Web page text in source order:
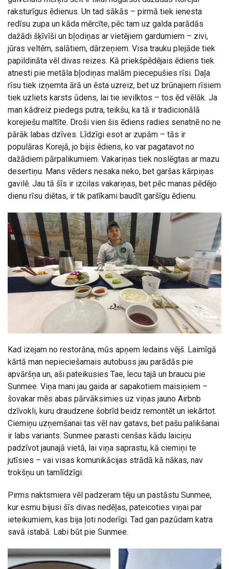
raksturīgus ēdienus. Un tad sākās – pirmā tiek ienesta
redīsu zupa un kāda mērcīte, pēc tam uz galda parādās
dažādi šķīvīši un bļodiņas ar vietējiem gardumiem – zivi,
jūras veltēm, salātiem, dārzeņiem. Visa trauku plejāde tiek
papildināta vēl divas reizes. Kā priekšpēdējais ēdiens tiek
atnesti pie metāla bļodiņas malām piecepušies rīsi. Daļa
rīsu tiek izņemta ārā un ēsta uzreiz, bet uz brūnajiem rīsiem
tiek uzliets karsts ūdens, lai tie ievilktos – tos ēd vēlāk. Ja
man kādreiz piedegs putra, teikšu, ka tā ir tradicionālā
korejiešu maltīte. Droši vien šis ēdiens radies senatnē no ne
pārāk labas dzīves. Līdzīgi esot ar zupām – tās ir
populāras Korejā, jo bijis ēdiens, ko var pagatavot no
dažādiem pārpalikumiem. Vakariņas tiek noslēgtas ar mazu
desertiņu. Mans vēders nesaka neko, bet garšas kārpiņas
gavilē. Jau tā šīs ir izcilas vakariņas, bet pēc manas pēdējo
dienu rīsu diētas, ir tik patīkami baudīt garšīgu ēdienu.
Kad izejam no restorāna, mūs apņem ledains vējš. Laimīgā
kārtā man nepieciešamais autobuss jau parādās pie
apvāršņa un, aši pateikusies Tae, lecu tajā un braucu pie
Sunmee. Viņa mani jau gaida ar sapakotiem maisiņiem –
šovakar mēs abas pārvāksimies uz viņas jauno Airbnb
dzīvokli, kuru draudzene šobrīd beidz remontēt un iekārtot.
Ciemiņu uzņemšanai tas vēl nav gatavs, bet pašu palikšanai
ir labs variants. Sunmee parasti cenšas kādu laiciņu
padzīvot jaunajā vietā, lai viņa saprastu, kā ciemiņi te
jutīsies – vai visas komunikācijas strādā kā nākas, nav
trokšņu un tamlīdzīgi.
Pirms naktsmiera vēl padzeram tēju un pastāstu Sunmee,
kur esmu bijusi šīs divas nedēļas, pateicoties viņai par
ieteikumiem, kas bija ļoti noderīgi. Tad gan pazūdam katra
savā istabā. Labi būt pie Sunmee.